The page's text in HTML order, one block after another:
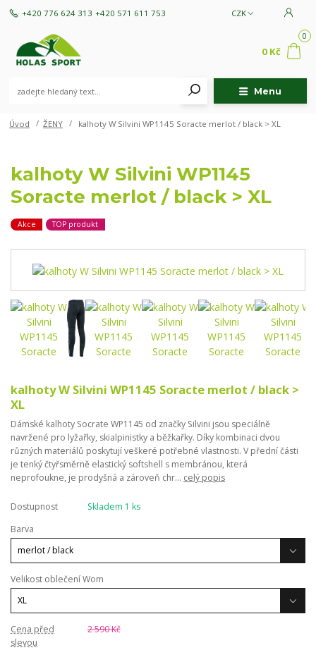
Menu
CZK
+420 776 624 313 +420 571 611 753
0
0 Kč
Úvod ŽENY kalhoty W Silvini WP1145 Soracte merlot / black > XL
kalhoty W Silvini WP1145
Soracte merlot / black > XL
Akce TOP produkt
kalhoty W Silvini WP1145 Soracte merlot / black >
XL
Dámské kalhoty Socrate WP1145 od značky Silvini jsou speciálně
navržené pro lyžařky, skialpinistky a běžkařky. Díky kombinaci dvou
různých materiálů poskytují veškeré potřebné vlastnosti. V přední části
je tenký čtyřsměrně elastický softshell s membránou, která
neprofoukne, je prodyšná a zároveň chr... celý popis
Dostupnost
Skladem 1 ks
Barva
Velikost oblečení Wom
Cena před
slevou
2 590 Kč